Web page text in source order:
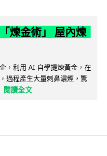
煉金術」 屋內煉
，利用 AI 自學提煉黃金，在
過程產生大量刺鼻濃煙，驚
閱讀全文